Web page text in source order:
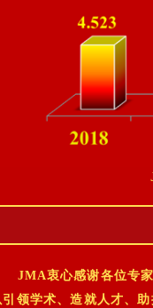
JMA衷心感谢各位专
引领学术、造就人才、